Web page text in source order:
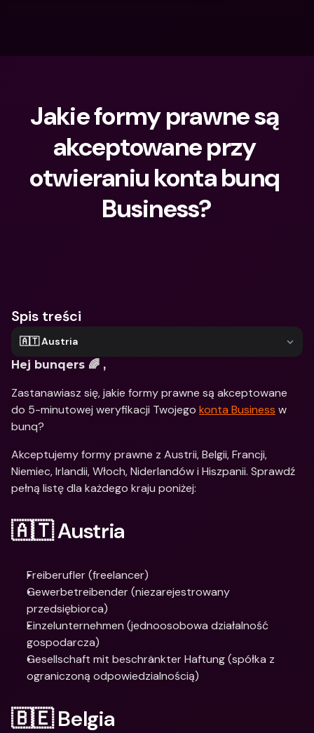
Jakie formy prawne są
akceptowane przy
otwieraniu konta bunq
Business?
Spis treści
🇦🇹 Austria
Hej bunqers 🌈 ,
Zastanawiasz się, jakie formy prawne są akceptowane
do 5-minutowej weryfikacji Twojego konta Business w
bunq?
Akceptujemy formy prawne z Austrii, Belgii, Francji,
Niemiec, Irlandii, Włoch, Niderlandów i Hiszpanii. Sprawdź
pełną listę dla każdego kraju poniżej:
🇦🇹 Austria
Freiberufler (freelancer)
Gewerbetreibender (niezarejestrowany
przedsiębiorca)
Einzelunternehmen (jednoosobowa działalność
gospodarcza)
Gesellschaft mit beschränkter Haftung (spółka z
ograniczoną odpowiedzialnością)
🇧🇪 Belgia